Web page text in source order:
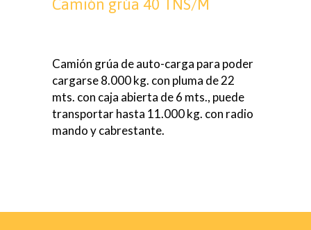
Camión grúa 40 TNS/M
Camión grúa de auto-carga para poder
cargarse 8.000 kg. con pluma de 22
mts. con caja abierta de 6 mts., puede
transportar hasta 11.000 kg. con radio
mando y cabrestante.